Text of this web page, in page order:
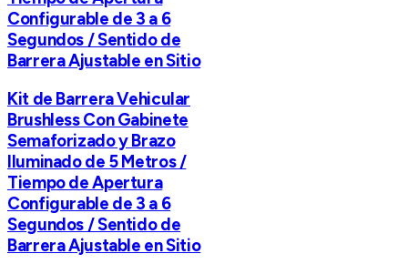
Configurable de 3 a 6
Segundos / Sentido de
Barrera Ajustable en Sitio
Kit de Barrera Vehicular
Brushless Con Gabinete
Semaforizado y Brazo
Iluminado de 5 Metros /
Tiempo de Apertura
Configurable de 3 a 6
Segundos / Sentido de
Barrera Ajustable en Sitio